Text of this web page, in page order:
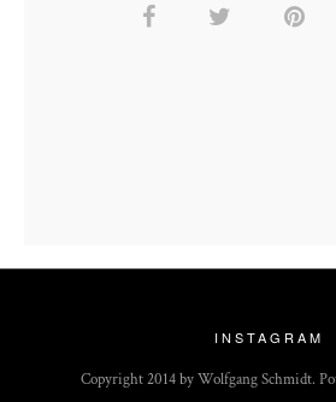
INSTAGRAM
Copyright 2014 by Wolfgang Schmidt.